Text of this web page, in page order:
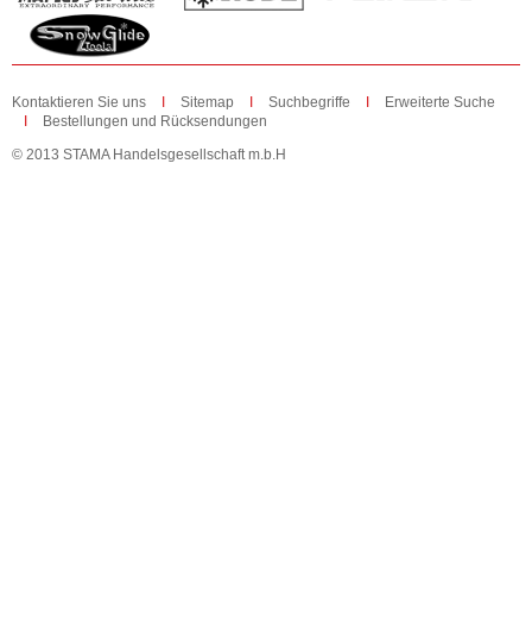
Kontaktieren Sie uns Sitemap Suchbegriffe
Erweiterte Suche
Bestellungen und Rücksendungen
© 2013 STAMA Handelsgesellschaft m.b.H